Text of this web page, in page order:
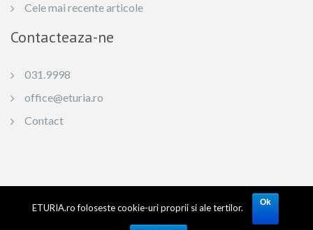
Cele mai recente articole
Contacteaza-ne
031.9998
office@eturia.ro
Contact
© 2024 | SC ETURIA SRL Licenta de turism: 1362, TIDS: 96-0 6379 6 Capital social:
50.000 RON Reg. Com.: J27/908/2007 CUI: RO 22067680. Toate drepturile rezervate.
Materialele postate pe blogul Eturia (texte si fotografii) ne apartin in totalitate si se
se poate face numai cu acordul scris al autorului si mentionarea sursei de provenienta
ETURIA.ro foloseste cookie-uri proprii si ale tertilor. Ok